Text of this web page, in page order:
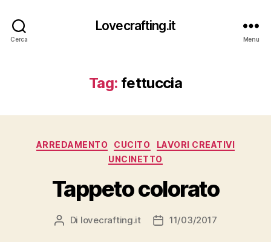
Cerca
Lovecrafting.it
Menu
Tag: fettuccia
Categorie
ARREDAMENTO CUCITO
LAVORI CREATIVI
UNCINETTO
Tappeto colorato
Autore
Di lovecrafting.it
Data11/03/2017